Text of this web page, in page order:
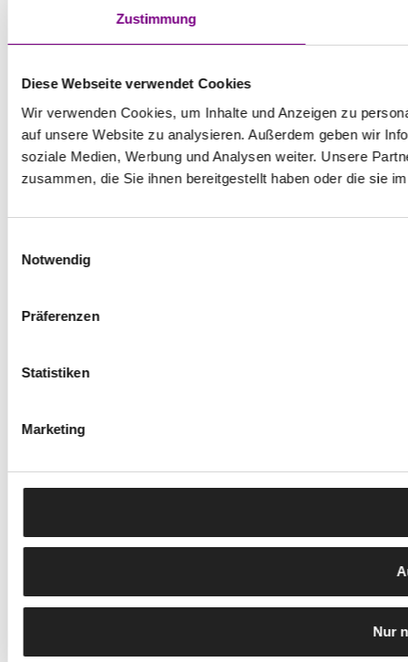
Zustimmung
Diese Webseite verwendet Cookies
Wir verwenden Cookies, um Inhalte und Anzeigen zu
auf unsere Website zu analysieren. Außerdem geben wir
soziale Medien, Werbung und Analysen weiter. Unsere
zusammen, die Sie ihnen bereitgestellt haben oder die sie
Notwendig
Präferenzen
Statistiken
Marketing
Nur